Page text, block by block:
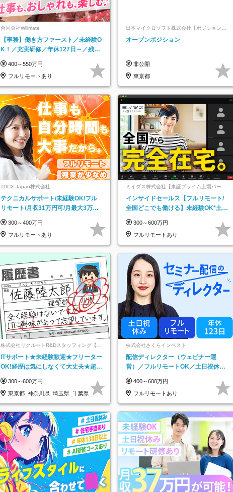
合同会社Willmate
【事務】働き方ファースト／未経験O
K！／充実研修／年休127日～／残業
400～550万円
フルリモートあり
日本マイクロソフト株式会社【ポジションマ
ッチ登録】
オープンポジション
非公開
東京都
TDCX Japan株式会社
テクニカルサポート/未経験OK/フル
リモート/月収31万円可/月最大3万の
300～400万円
フルリモートあり
ミイダス株式会社【東証プライム上場パーソ
インサイドセールス【フルリモート/
全国どこでも働ける】未経験OK*土日
300～600万円
フルリモートあり
株式会社リクルートR&Dスタッフィング【リ
クルートグループ】
ITサポート★未経験歓迎★フリーター
OK!経歴は気にしなくて大丈夫★超大
300～600万円
東京都_神奈川県_埼玉県_千葉県_大
阪府…
株式会社さくらインベスト
配信ディレクター（ウェビナー運
営）／フルリモートOK／土日祝休み
400～600万円
フルリモートあり